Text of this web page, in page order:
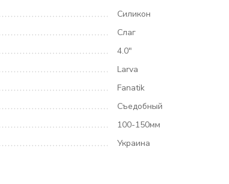
Силикон
Слаг
4.0"
Larva
Fanatik
Съедобный
100-150мм
Украина